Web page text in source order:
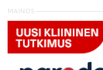
MAINOS